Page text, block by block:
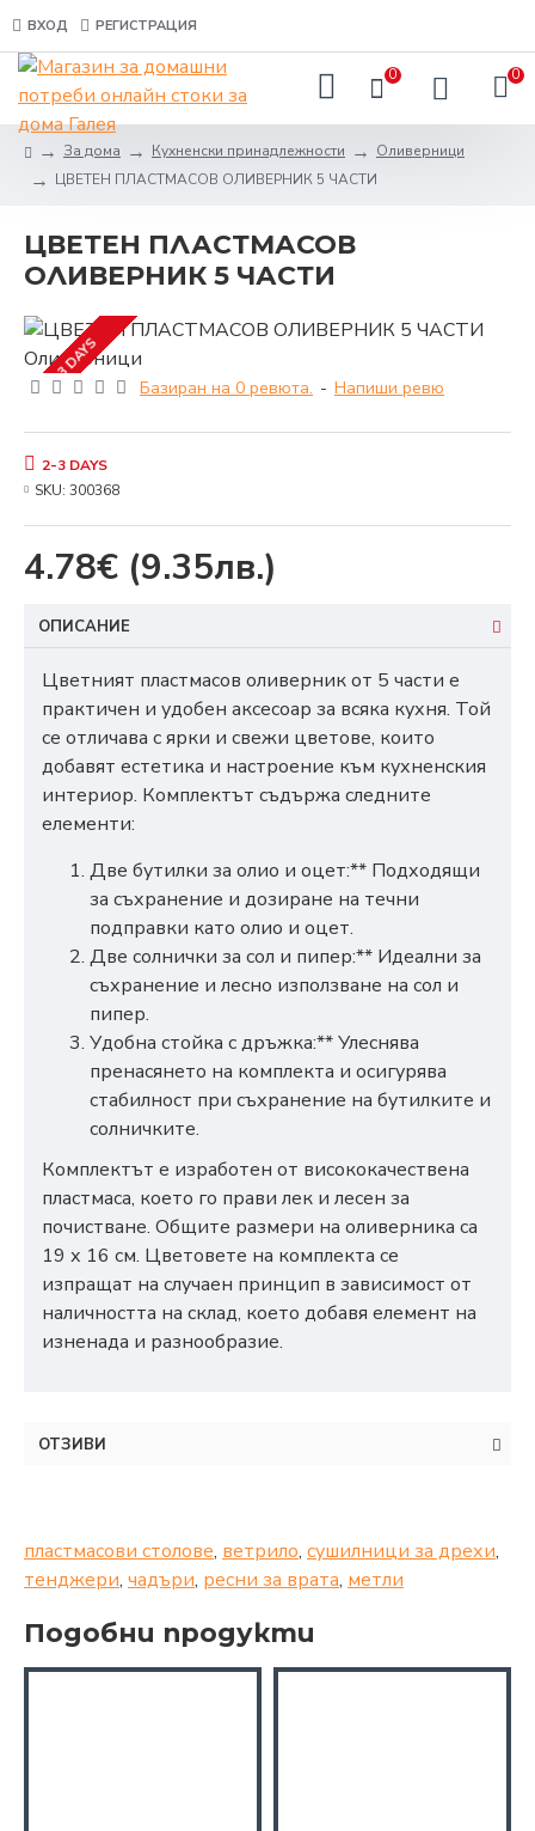
ВХОД РЕГИСТРАЦИЯ
0 0
За дома Кухненски принадлежности
Оливерници
ЦВЕТЕН ПЛАСТМАСОВ ОЛИВЕРНИК 5 ЧАСТИ
ЦВЕТЕН ПЛАСТМАСОВ
ОЛИВЕРНИК 5 ЧАСТИ
2-3 DAYS Базиран на 0 ревюта. - Напиши ревю
4.78€ (9.35лв.)
2-3 DAYS
SKU: 300368
ОПИСАНИЕ
Цветният пластмасов оливерник от 5 части е
практичен и удобен аксесоар за всяка кухня. Той
се отличава с ярки и свежи цветове, които
добавят естетика и настроение към кухненския
интериор. Комплектът съдържа следните
елементи:
Две бутилки за олио и оцет:** Подходящи
за съхранение и дозиране на течни
подправки като олио и оцет.
Две солнички за сол и пипер:** Идеални за
съхранение и лесно използване на сол и
пипер.
Удобна стойка с дръжка:** Улеснява
пренасянето на комплекта и осигурява
стабилност при съхранение на бутилките и
солничките.
Комплектът е изработен от висококачествена
пластмаса, което го прави лек и лесен за
почистване. Общите размери на оливерника са
19 х 16 см. Цветовете на комплекта се
изпращат на случаен принцип в зависимост от
наличността на склад, което добавя елемент на
изненада и разнообразие.
ОТЗИВИ
пластмасови столове, ветрило, сушилници за дрехи,
тенджери, чадъри, ресни за врата, метли
Подобни продукти